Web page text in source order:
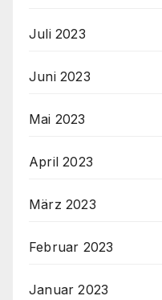
Juli 2023
Juni 2023
Mai 2023
April 2023
März 2023
Februar 2023
Januar 2023